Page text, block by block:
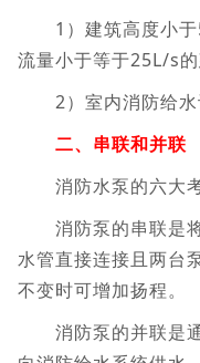
1）建筑高度小于
流量小于等于25L/s的
2）室内消防给水
二、串联和并联
消防水泵的六大考
消防泵的串联是将
水管直接连接且两台
不变时可增加扬程。
消防泵的并联是通